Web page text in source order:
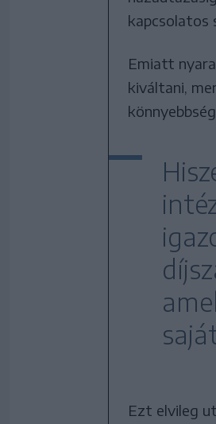
kapcsolatos
Emiatt
kiváltani,
Ezt elvileg